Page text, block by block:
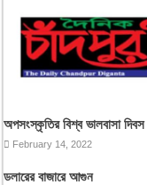
অপসংস্কৃতির বিশ্ব ভালবাসা দিবস
February 14, 2022
ডলারের বাজারে আগুন